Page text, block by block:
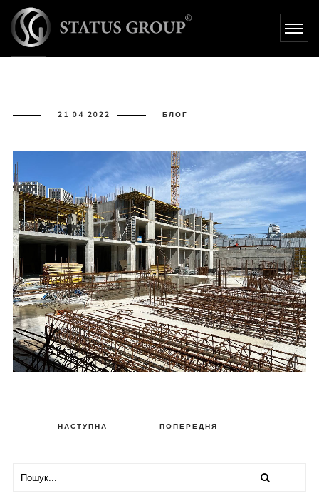
- STATUS GROUP
21 04 2022 БЛОГ
НАСТУПНА ПОПЕРЕДНЯ